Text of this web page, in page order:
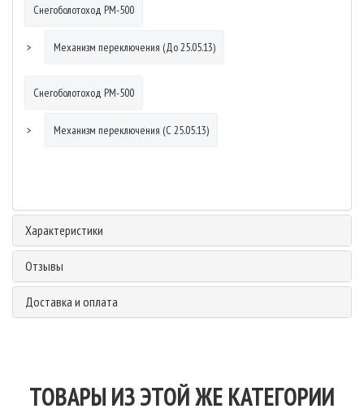
Снегоболотоход РМ-500
Механизм переключения (До 25.05.13)
Снегоболотоход РМ-500
Механизм переключения (С 25.05.13)
Характеристики
Отзывы
Доставка и оплата
ТОВАРЫ ИЗ ЭТОЙ ЖЕ КАТЕГОРИИ